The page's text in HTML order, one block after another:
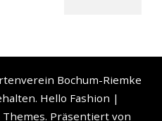
Bochum-Riemke
Hello Fashion |
Themes. Präsentiert von